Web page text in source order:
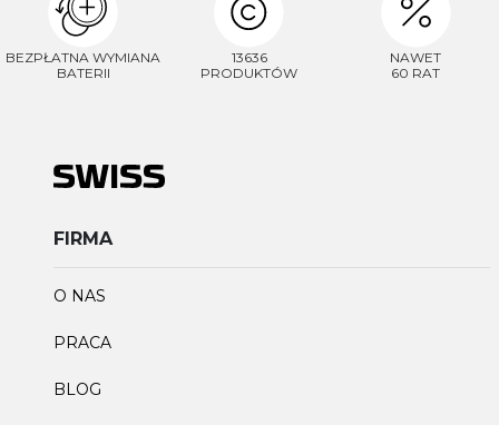
BEZPŁATNA WYMIANA
BATERII
13636
PRODUKTÓW
NAWET
60 RAT
FIRMA
O NAS
PRACA
BLOG